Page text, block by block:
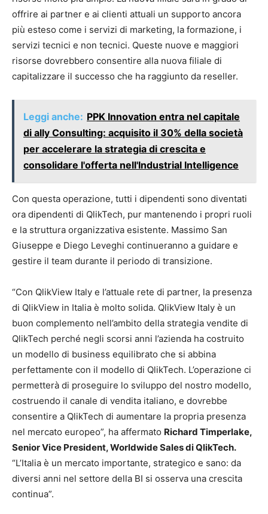
offrire ai partner e ai clienti attuali un supporto ancora
più esteso come i servizi di marketing, la formazione, i
servizi tecnici e non tecnici. Queste nuove e maggiori
risorse dovrebbero consentire alla nuova filiale di
capitalizzare il successo che ha raggiunto da reseller.
Leggi anche: PPK Innovation entra nel capitale
di ally Consulting: acquisito il 30% della società
per accelerare la strategia di crescita e
consolidare l'offerta nell'Industrial Intelligence
Con questa operazione, tutti i dipendenti sono diventati
ora dipendenti di QlikTech, pur mantenendo i propri ruoli
e la struttura organizzativa esistente. Massimo San
Giuseppe e Diego Leveghi continueranno a guidare e
gestire il team durante il periodo di transizione.
“Con QlikView Italy e l’attuale rete di partner, la presenza
di QlikView in Italia è molto solida. QlikView Italy è un
buon complemento nell’ambito della strategia vendite di
QlikTech perché negli scorsi anni l’azienda ha costruito
un modello di business equilibrato che si abbina
perfettamente con il modello di QlikTech. L’operazione ci
permetterà di proseguire lo sviluppo del nostro modello,
costruendo il canale di vendita italiano, e dovrebbe
consentire a QlikTech di aumentare la propria presenza
nel mercato europeo”, ha affermato Richard Timperlake,
Senior Vice President, Worldwide Sales di QlikTech.
“L’Italia è un mercato importante, strategico e sano: da
diversi anni nel settore della BI si osserva una crescita
continua”.